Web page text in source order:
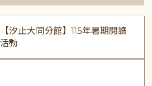
【汐止大同分館】115年暑期閱讀
活動